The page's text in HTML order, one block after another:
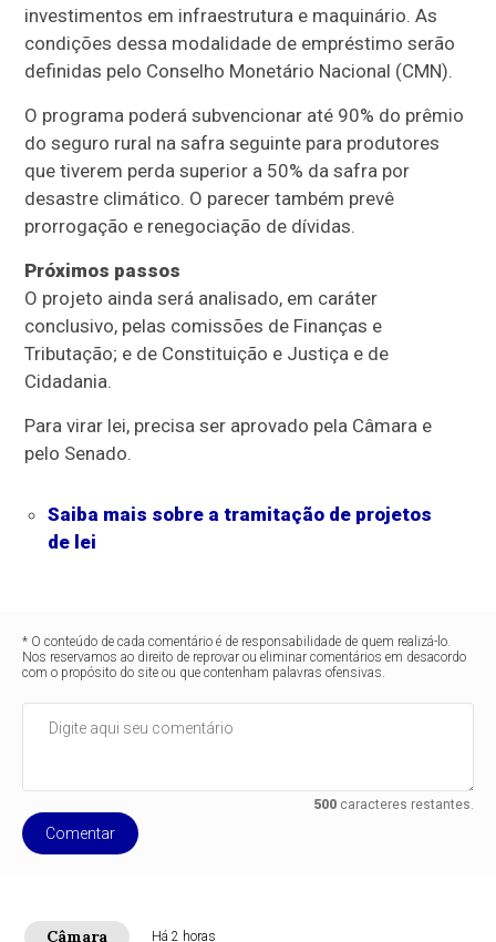
investimentos em infraestrutura e maquinário. As
condições dessa modalidade de empréstimo serão
definidas pelo Conselho Monetário Nacional (CMN).
O programa poderá subvencionar até 90% do prêmio
do seguro rural na safra seguinte para produtores
que tiverem perda superior a 50% da safra por
desastre climático. O parecer também prevê
prorrogação e renegociação de dívidas.
Próximos passos
O projeto ainda será analisado, em caráter
conclusivo, pelas comissões de Finanças e
Tributação; e de Constituição e Justiça e de
Cidadania.
Para virar lei, precisa ser aprovado pela Câmara e
pelo Senado.
Saiba mais sobre a tramitação de projetos
de lei
* O conteúdo de cada comentário é de responsabilidade de quem realizá-lo.
Nos reservamos ao direito de reprovar ou eliminar comentários em desacordo
com o propósito do site ou que contenham palavras ofensivas.
500caracteres restantes.
Comentar
Câmara Há 2 horas